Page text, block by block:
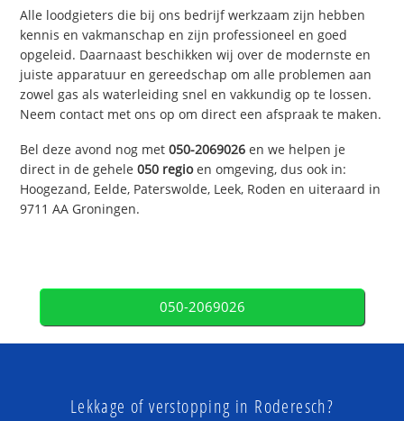
Alle loodgieters die bij ons bedrijf werkzaam zijn hebben
kennis en vakmanschap en zijn professioneel en goed
opgeleid. Daarnaast beschikken wij over de modernste en
juiste apparatuur en gereedschap om alle problemen aan
zowel gas als waterleiding snel en vakkundig op te lossen.
Neem contact met ons op om direct een afspraak te maken.
Bel deze avond nog met050-2069026 en we helpen je
direct in de gehele050 regioen omgeving, dus ook in:
Hoogezand, Eelde, Paterswolde, Leek, Roden en uiteraard in
9711 AA Groningen.
050-2069026
Lekkage of verstopping in Roderesch?